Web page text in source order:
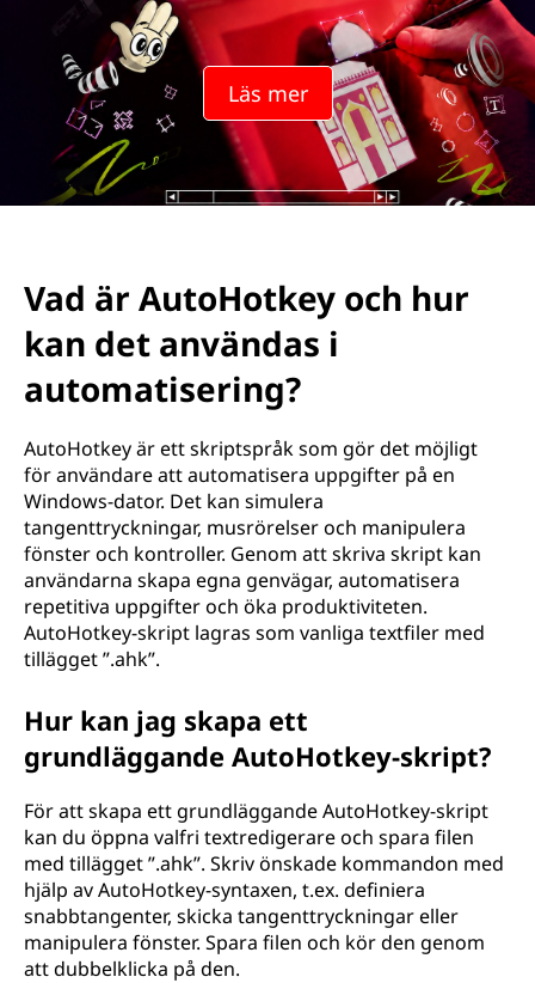
Läs mer
Vad är AutoHotkey och hur
kan det användas i
automatisering?
AutoHotkey är ett skriptspråk som gör det möjligt
för användare att automatisera uppgifter på en
Windows-dator. Det kan simulera
tangenttryckningar, musrörelser och manipulera
fönster och kontroller. Genom att skriva skript kan
användarna skapa egna genvägar, automatisera
repetitiva uppgifter och öka produktiviteten.
AutoHotkey-skript lagras som vanliga textfiler med
tillägget ”.ahk”.
Hur kan jag skapa ett
grundläggande AutoHotkey-skript?
För att skapa ett grundläggande AutoHotkey-skript
kan du öppna valfri textredigerare och spara filen
med tillägget ”.ahk”. Skriv önskade kommandon med
hjälp av AutoHotkey-syntaxen, t.ex. definiera
snabbtangenter, skicka tangenttryckningar eller
manipulera fönster. Spara filen och kör den genom
att dubbelklicka på den.